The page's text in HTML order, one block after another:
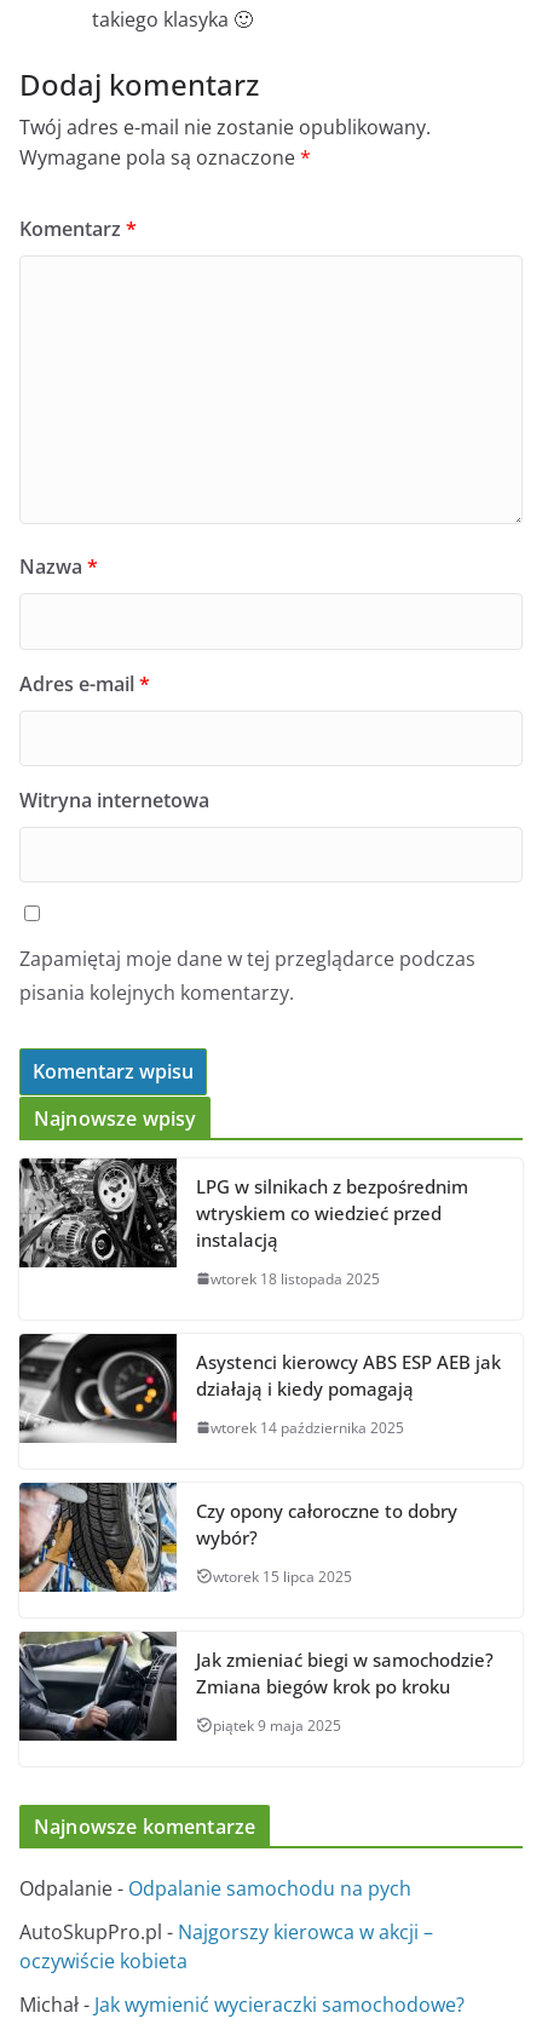
takiego klasyka 🙂
Dodaj komentarz
Twój adres e-mail nie zostanie opublikowany.
Wymagane pola są oznaczone*
Komentarz *
Nazwa *
Adres e-mail*
Witryna internetowa
Zapamiętaj moje dane w tej przeglądarce podczas
pisania kolejnych komentarzy.
Najnowsze wpisy
LPG w silnikach z bezpośrednim
wtryskiem co wiedzieć przed
instalacją
wtorek 18 listopada 2025
Asystenci kierowcy ABS ESP AEB jak
działają i kiedy pomagają
wtorek 14 października 2025
Czy opony całoroczne to dobry
wybór?
wtorek 15 lipca 2025
Jak zmieniać biegi w samochodzie?
Zmiana biegów krok po kroku
piątek 9 maja 2025
Najnowsze komentarze
Odpalanie- Odpalanie samochodu na pych
AutoSkupPro.pl - Najgorszy kierowca w akcji –
oczywiście kobieta
Michał- Jak wymienić wycieraczki samochodowe?